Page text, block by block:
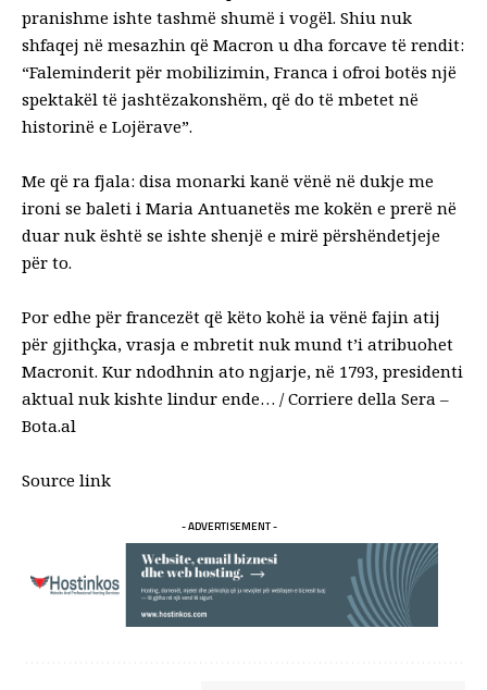
pranishme ishte tashmë shumë i vogël. Shiu nuk
shfaqej në mesazhin që Macron u dha forcave të rendit:
“Faleminderit për mobilizimin, Franca i ofroi botës një
spektakël të jashtëzakonshëm, që do të mbetet në
historinë e Lojërave”.
Me që ra fjala: disa monarki kanë vënë në dukje me
ironi se baleti i Maria Antuanetës me kokën e prerë në
duar nuk është se ishte shenjë e mirë përshëndetjeje
për to.
Por edhe për francezët që këto kohë ia vënë fajin atij
për gjithçka, vrasja e mbretit nuk mund t’i atribuohet
Macronit. Kur ndodhnin ato ngjarje, në 1793, presidenti
aktual nuk kishte lindur ende… / Corriere della Sera –
Bota.al
Source link
- ADVERTISEMENT -